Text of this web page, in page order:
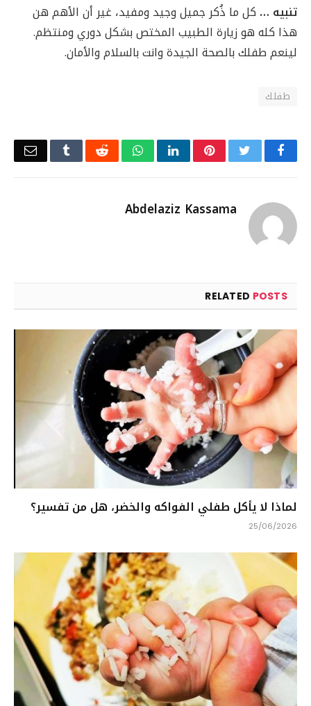
تنبيه … كل ما ذُكر جميل وجيد ومفيد، غير أن الأهم هن
هذا كله هو زيارة الطبيب المختص بشكل دوري ومنتظم.
لينعم طفلك بالصحة الجيدة وانت بالسلام والأمان.
طفلك
Facebook
Twitter
Pinterest
LinkedIn
WhatsApp
Reddit
Tumblr
Abdelaziz Kassama
RELATED POSTS
لماذا لا يأكل طفلي الفواكه والخضر، هل من تفسير؟
25/06/2026